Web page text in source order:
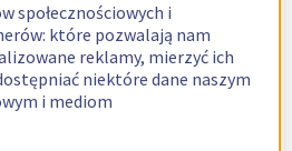
społecznościowych i
które pozwalają nam
reklamy, mierzyć ich
niektóre dane naszym
i mediom